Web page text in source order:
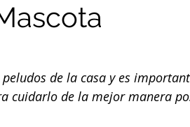
de la casa y es
cuidarlo de la mejor manera